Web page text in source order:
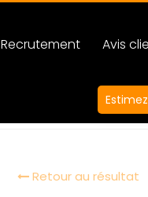
Recrutement Avis
Retour au résultat